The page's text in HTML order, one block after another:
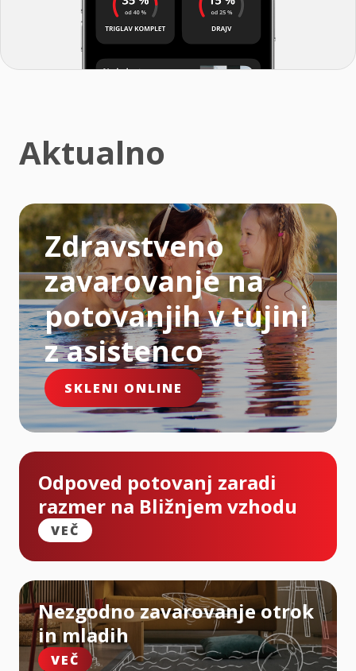
Aktualno
Zdravstveno
zavarovanje na
potovanjih v tujini
z asistenco
SKLENI ONLINE
Odpoved potovanj zaradi
razmer na Bližnjem vzhodu
VEČ
Nezgodno zavarovanje otrok
in mladih
VEČ